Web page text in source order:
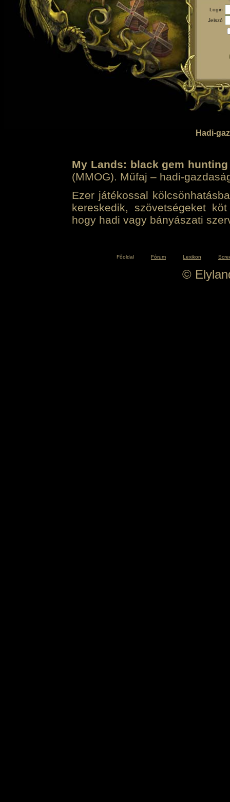
Login
Jelszó
Hadi-
My Lands: black gem hunting
(MMOG). Műfaj – hadi-
Ezer játékossal
kereskedik, szövetségeket
hogy hadi vagy bányászati
Főoldal Fórum Lexikon
©